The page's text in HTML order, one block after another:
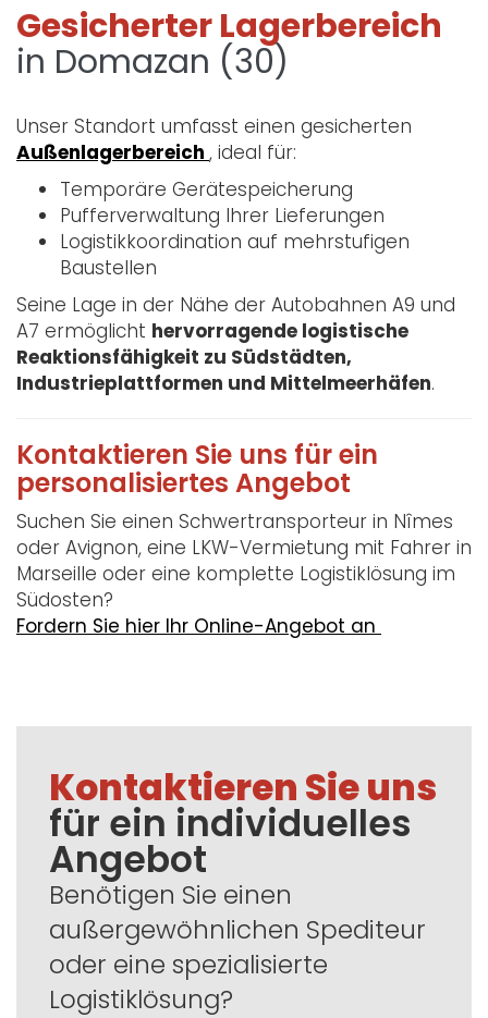
Gesicherter Lagerbereich
in Domazan (30)
Unser Standort umfasst einen gesicherten
Außenlagerbereich , ideal für:
Temporäre Gerätespeicherung
Pufferverwaltung Ihrer Lieferungen
Logistikkoordination auf mehrstufigen
Baustellen
Seine Lage in der Nähe der Autobahnen A9 und
A7 ermöglicht hervorragende logistische
Reaktionsfähigkeit zu Südstädten,
Industrieplattformen und Mittelmeerhäfen.
Kontaktieren Sie uns für ein
personalisiertes Angebot
Suchen Sie einen Schwertransporteur in Nîmes
oder Avignon, eine LKW-Vermietung mit Fahrer in
Marseille oder eine komplette Logistiklösung im
Südosten?
Fordern Sie hier Ihr Online-Angebot an
Kontaktieren Sie uns
für ein individuelles
Angebot
Benötigen Sie einen
außergewöhnlichen Spediteur
oder eine spezialisierte
Logistiklösung?